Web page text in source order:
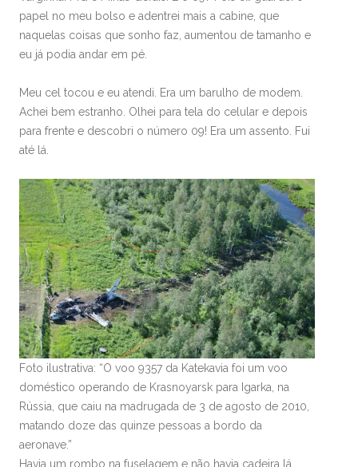
papel no meu bolso e adentrei mais a cabine, que
naquelas coisas que sonho faz, aumentou de tamanho e
eu já podia andar em pé.
Meu cel tocou e eu atendi. Era um barulho de modem.
Achei bem estranho. Olhei para tela do celular e depois
para frente e descobri o número 09! Era um assento. Fui
até lá.
Foto ilustrativa: “O voo 9357 da Katekavia foi um voo
doméstico operando de Krasnoyarsk para Igarka, na
Rússia, que caiu na madrugada de 3 de agosto de 2010,
matando doze das quinze pessoas a bordo da
aeronave.”
Havia um rombo na fuselagem e não havia cadeira lá.